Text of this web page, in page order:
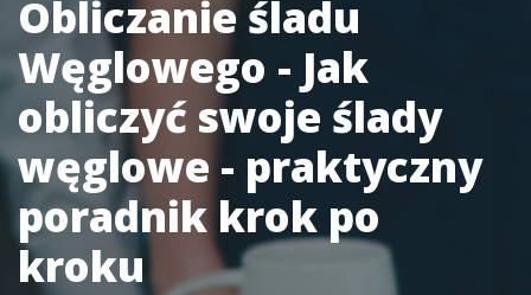
Obliczanie śladu
Węglowego - Jak
obliczyć swoje ślady
węglowe - praktyczny
poradnik krok po
kroku